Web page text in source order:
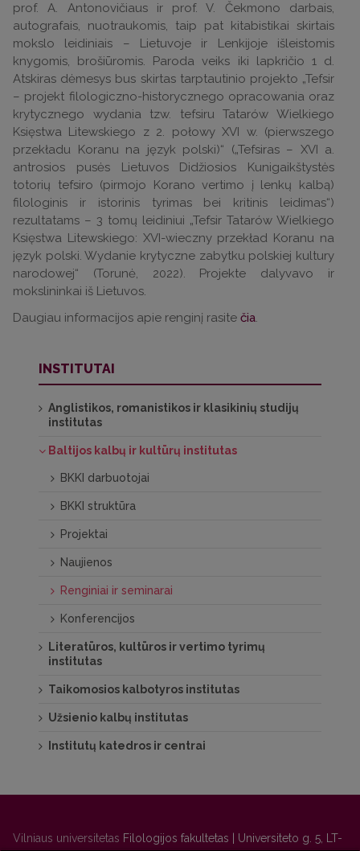
prof. A. Antonovičiaus ir prof. V. Čekmono darbais,
autografais, nuotraukomis, taip pat kitabistikai skirtais
mokslo leidiniais – Lietuvoje ir Lenkijoje išleistomis
knygomis, brošiūromis. Paroda veiks iki lapkričio 1 d.
Atskiras dėmesys bus skirtas tarptautinio projekto „Tefsir
– projekt filologiczno-historycznego opracowania oraz
krytycznego wydania tzw. tefsiru Tatarów Wielkiego
Księstwa Litewskiego z 2. połowy XVI w. (pierwszego
przekładu Koranu na język polski)“ („Tefsiras – XVI a.
antrosios pusės Lietuvos Didžiosios Kunigaikštystės
totorių tefsiro (pirmojo Korano vertimo į lenkų kalbą)
filologinis ir istorinis tyrimas bei kritinis leidimas“)
rezultatams – 3 tomų leidiniui „Tefsir Tatarów Wielkiego
Księstwa Litewskiego: XVI-wieczny przekład Koranu na
język polski. Wydanie krytyczne zabytku polskiej kultury
narodowej“ (Torunė, 2022). Projekte dalyvavo ir
mokslininkai iš Lietuvos.
Daugiau informacijos apie renginį rasite čia.
INSTITUTAI
Anglistikos, romanistikos ir klasikinių studijų
institutas
Baltijos kalbų ir kultūrų institutas
BKKI darbuotojai
BKKI struktūra
Projektai
Naujienos
Renginiai ir seminarai
Konferencijos
Literatūros, kultūros ir vertimo tyrimų
institutas
Taikomosios kalbotyros institutas
Užsienio kalbų institutas
Institutų katedros ir centrai
Vilniaus universitetas Filologijos fakultetas | Universiteto g. 5, LT-